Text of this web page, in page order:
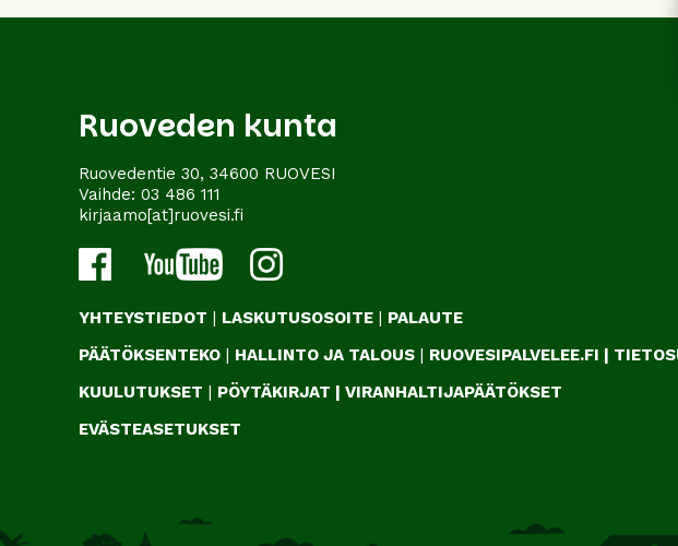
Ruoveden kunta
Ruovedentie 30, 34600 RUOVESI
Vaihde: 03 486 111
kirjaamo[at]ruovesi.fi
YHTEYSTIEDOT | LASKUTUSOSOITE | PALAUTE
PÄÄTÖKSENTEKO | HALLINTO JA TALOUS | RUOVESIPALVELEE.FI |
KUULUTUKSET | PÖYTÄKIRJAT | VIRANHALTIJAPÄÄTÖKSET
EVÄSTEASETUKSET